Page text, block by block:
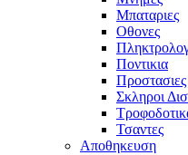
Μπαταριες
Οθονες
Ποντικια
Προστασιες
Σκληροι
Τσαντες
Αποθηκευση